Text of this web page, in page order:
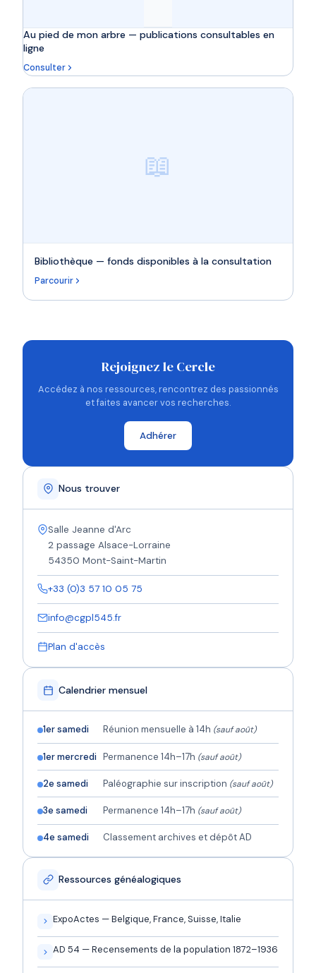
Au pied de mon arbre — publications consultables en
ligne
Consulter
📖
Bibliothèque — fonds disponibles à la consultation
Parcourir
Rejoignez le Cercle
Accédez à nos ressources, rencontrez des passionnés
et faites avancer vos recherches.
Adhérer
Nous trouver
Salle Jeanne d'Arc
2 passage Alsace-Lorraine
54350 Mont-Saint-Martin
+33 (0)3 57 10 05 75
info@cgpl545.fr
Plan d'accès
Calendrier mensuel
1er samedi Réunion mensuelle à 14h (sauf août)
1er mercredi Permanence 14h–17h (sauf août)
2e samedi Paléographie sur inscription (sauf août)
3e samedi Permanence 14h–17h (sauf août)
4e samedi Classement archives et dépôt AD
Ressources généalogiques
ExpoActes — Belgique, France, Suisse, Italie
AD 54 — Recensements de la population 1872–1936